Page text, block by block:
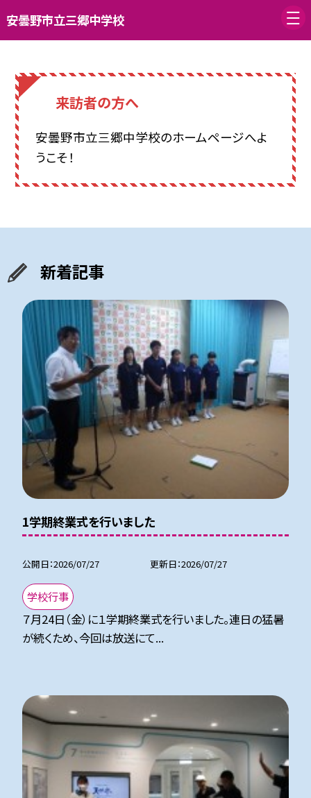
安曇野市立三郷中学校
来訪者の方へ
安曇野市立三郷中学校のホームページへよ
うこそ！
新着記事
1学期終業式を行いました
公開日 2026/07/27 更新日 2026/07/27
学校行事
７月24日（金）に１学期終業式を行いました。連日の猛暑
が続くため、今回は放送にて...